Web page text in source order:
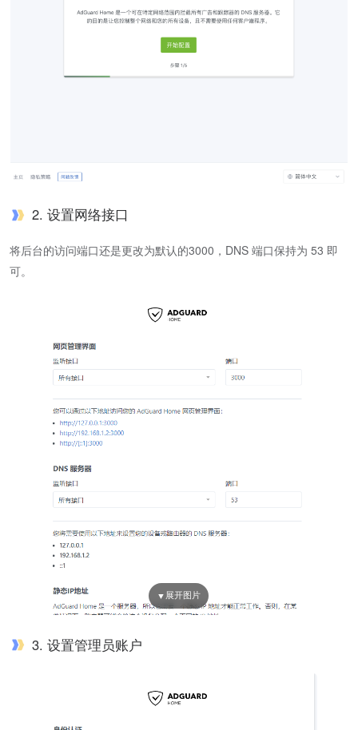
2. 设置网络接口
将后台的访问端口还是更改为默认的3000，DNS 端口保持为 53 即
可。
3. 设置管理员账户